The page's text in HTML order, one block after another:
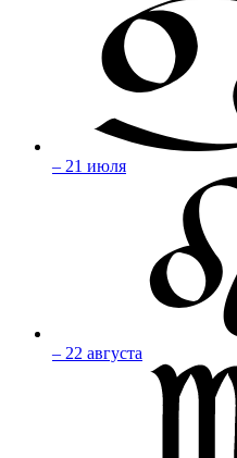
– 21 июля
– 22 августа